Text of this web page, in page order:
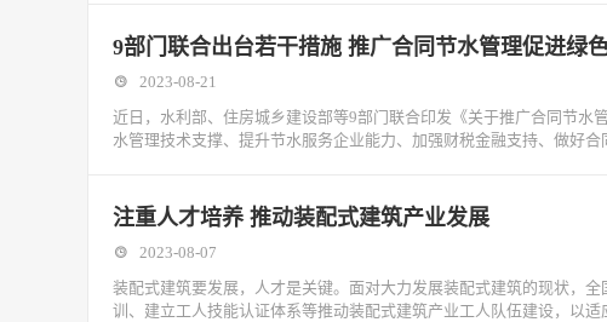
9部门联合出台若干措施 推广合同节水管理促进绿
2023-08-21
近日，水利部、住房城乡建设部等9部门联合印发《关于推广合同节
水管理技术支撑、提升节水服务企业能力、加强财税金融支持、做好
注重人才培养 推动装配式建筑产业发展
2023-08-07
装配式建筑要发展，人才是关键。面对大力发展装配式建筑的现状，
训、建立工人技能认证体系等推动装配式建筑产业工人队伍建设，以适